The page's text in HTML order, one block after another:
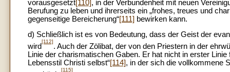
vorausgesetzt[110], in der Verbundenheit mit neuen
Berufung zu leben und ihrerseits ein „frohes, treues und
gegenseitige Bereicherung“[111] bewirken kann.
d) Schließlich ist es von Bedeutung, dass der Geist der
wird
[112]
. Auch der Zölibat, der von den Priestern in der
Linie der charismatischen Gaben. Er hat nicht in erster
Lebensstil Christi selbst“[114], in der sich die vollkommene
[115]